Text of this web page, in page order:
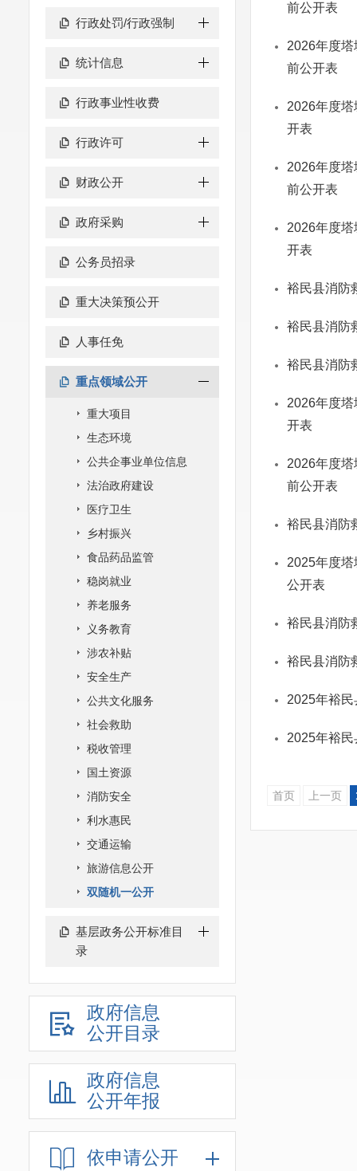
行政处罚/行政强制
统计信息
行政事业性收费
行政许可
财政公开
政府采购
公务员招录
重大决策预公开
人事任免
重点领域公开
重大项目
生态环境
公共企事业单位信息
法治政府建设
医疗卫生
乡村振兴
食品药品监管
稳岗就业
养老服务
义务教育
涉农补贴
安全生产
公共文化服务
社会救助
税收管理
国土资源
消防安全
利水惠民
交通运输
旅游信息公开
双随机一公开
基层政务公开标准目
录
政府信息
公开目录
政府信息
公开年报
依申请公开
前公开表
2026年度塔
前公开表
2026年度塔
开表
2026年度塔
前公开表
2026年度塔
开表
裕民县消防
裕民县消防
裕民县消防
2026年度塔
开表
2026年度塔
前公开表
裕民县消防
2025年度塔
公开表
裕民县消防
裕民县消防
2025年裕
2025年裕
首页 上一页